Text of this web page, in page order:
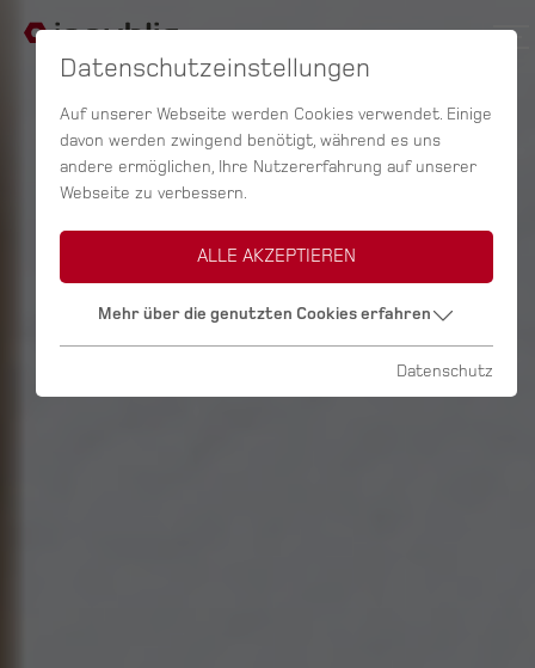
Datenschutzeinstellungen
Auf unserer Webseite werden Cookies verwendet. Einige
davon werden zwingend benötigt, während es uns
andere ermöglichen, Ihre Nutzererfahrung auf unserer
Webseite zu verbessern.
ALLE AKZEPTIEREN
Mehr über die genutzten Cookies erfahren
Datenschutz